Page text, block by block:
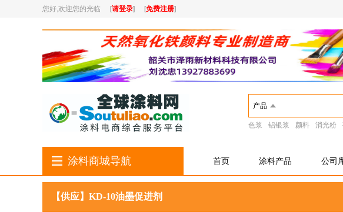
您好,欢迎您的光临 [请登录] [免费注册]
产品
色浆 铝银浆 颜料 消光粉
涂料商城导航 首页 涂料产品 公司
【供应】KD-10油墨促进剂